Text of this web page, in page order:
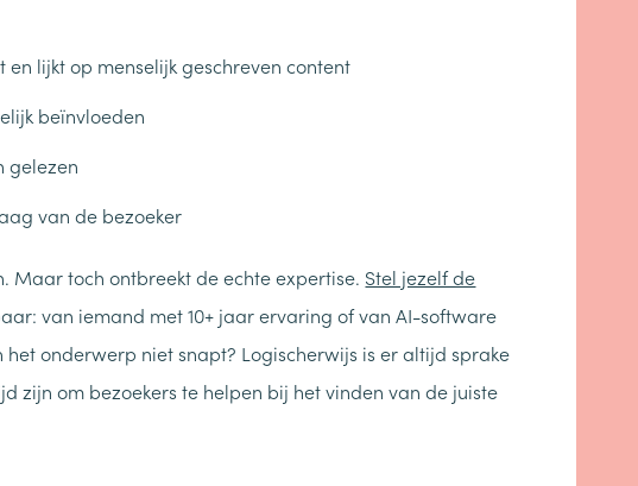
lijkt op menselijk geschreven content
beïnvloeden
gelezen
van de bezoeker
Maar toch ontbreekt de echte expertise. Stel jezelf de
van iemand met 10+ jaar ervaring of van AI-software
onderwerp niet snapt? Logischerwijs is er altijd sprake
zijn om bezoekers te helpen bij het vinden van de juiste